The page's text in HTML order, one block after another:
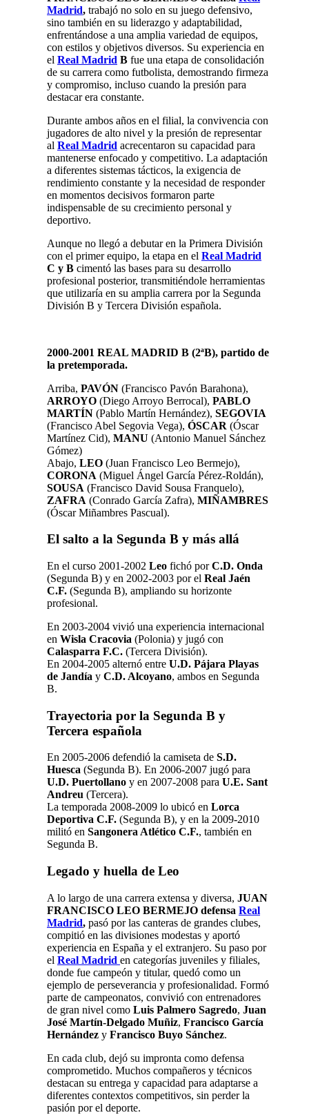
Madrid, trabajó no solo en su juego defensivo,
sino también en su liderazgo y adaptabilidad,
enfrentándose a una amplia variedad de equipos,
con estilos y objetivos diversos. Su experiencia en
el Real Madrid B fue una etapa de consolidación
de su carrera como futbolista, demostrando firmeza
y compromiso, incluso cuando la presión para
destacar era constante.
Durante ambos años en el filial, la convivencia con
jugadores de alto nivel y la presión de representar
al Real Madrid acrecentaron su capacidad para
mantenerse enfocado y competitivo. La adaptación
a diferentes sistemas tácticos, la exigencia de
rendimiento constante y la necesidad de responder
en momentos decisivos formaron parte
indispensable de su crecimiento personal y
deportivo.
Aunque no llegó a debutar en la Primera División
con el primer equipo, la etapa en el Real Madrid
C y B cimentó las bases para su desarrollo
profesional posterior, transmitiéndole herramientas
que utilizaría en su amplia carrera por la Segunda
División B y Tercera División española.
2000-2001 REAL MADRID B (2ªB), partido de
la pretemporada.
Arriba, PAVÓN (Francisco Pavón Barahona),
ARROYO (Diego Arroyo Berrocal), PABLO
MARTÍN (Pablo Martín Hernández), SEGOVIA
(Francisco Abel Segovia Vega), ÓSCAR (Óscar
Martínez Cid), MANU (Antonio Manuel Sánchez
Gómez)
Abajo, LEO (Juan Francisco Leo Bermejo),
CORONA (Miguel Ángel García Pérez-Roldán),
SOUSA (Francisco David Sousa Franquelo),
ZAFRA (Conrado García Zafra), MIÑAMBRES
(Óscar Miñambres Pascual).
El salto a la Segunda B y más allá
En el curso 2001-2002 Leo fichó porC.D. Onda
(Segunda B) y en 2002-2003 por el Real Jaén
C.F. (Segunda B), ampliando su horizonte
profesional.
​En 2003-2004 vivió una experiencia internacional
en Wisla Cracovia (Polonia) y jugó con
Calasparra F.C. (Tercera División).
En 2004-2005 alternó entre U.D. Pájara Playas
de Jandía y C.D. Alcoyano, ambos en Segunda
B.
​Trayectoria por la Segunda B y
Tercera española
En 2005-2006 defendió la camiseta de S.D.
Huesca (Segunda B). En 2006-2007 jugó para
U.D. Puertollano y en 2007-2008 para U.E. Sant
Andreu (Tercera).
La temporada 2008-2009 lo ubicó en Lorca
Deportiva C.F. (Segunda B), y en la 2009-2010
militó en Sangonera Atlético C.F., también en
Segunda B.
Legado y huella de Leo
A lo largo de una carrera extensa y diversa, JUAN
FRANCISCO LEO BERMEJO defensa Real
Madrid, pasó por las canteras de grandes clubes,
compitió en las divisiones modestas y aportó
experiencia en España y el extranjero. Su paso por
el Real Madrid en categorías juveniles y filiales,
donde fue campeón y titular, quedó como un
ejemplo de perseverancia y profesionalidad. Formó
parte de campeonatos, convivió con entrenadores
de gran nivel como Luis Palmero Sagredo, Juan
José Martín-Delgado Muñiz, Francisco García
Hernández y Francisco Buyo Sánchez.
​En cada club, dejó su impronta como defensa
comprometido. Muchos compañeros y técnicos
destacan su entrega y capacidad para adaptarse a
diferentes contextos competitivos, sin perder la
pasión por el deporte.